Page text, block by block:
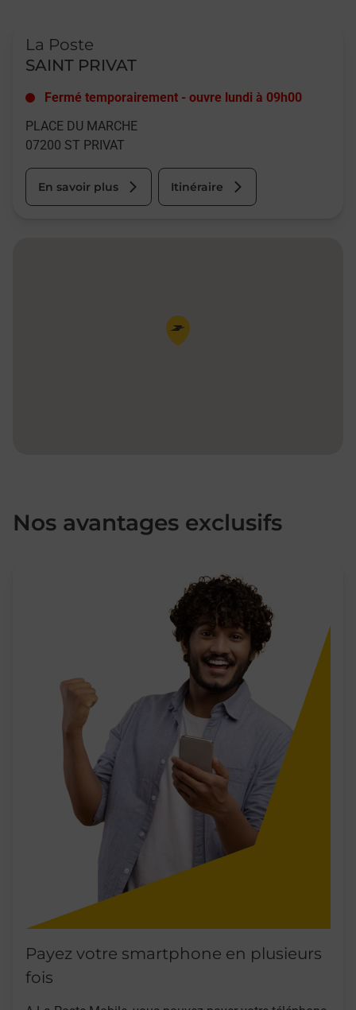
La Poste
SAINT PRIVAT
Fermé temporairement - ouvre lundi à 09h00
PLACE DU MARCHE
07200 ST PRIVAT
En savoir plus Itinéraire
Pin de la carte
Nos avantages exclusifs
Payez votre smartphone en plusieurs
fois